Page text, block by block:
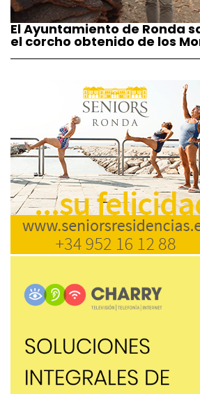
El Ayuntamiento de Ronda
el corcho obtenido de los